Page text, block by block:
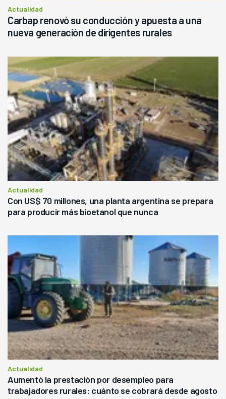
Actualidad
Carbap renovó su conducción y apuesta a una
nueva generación de dirigentes rurales
Actualidad
Con US$ 70 millones, una planta argentina se prepara
para producir más bioetanol que nunca
Actualidad
Aumentó la prestación por desempleo para
trabajadores rurales: cuánto se cobrará desde agosto